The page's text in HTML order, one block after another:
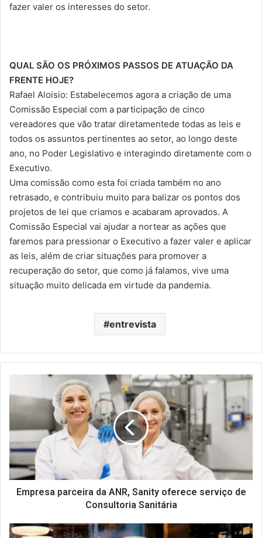
fazer valer os interesses do setor.
QUAL SÃO OS PRÓXIMOS PASSOS DE ATUAÇÃO DA
FRENTE HOJE?
Rafael Aloisio: Estabelecemos agora a criação de uma
Comissão Especial com a participação de cinco
vereadores que vão tratar diretamentede todas as leis e
todos os assuntos pertinentes ao setor, ao longo deste
ano, no Poder Legislativo e interagindo diretamente com o
Executivo.
Uma comissão como esta foi criada também no ano
retrasado, e contribuiu muito para balizar os pontos dos
projetos de lei que criamos e acabaram aprovados. A
Comissão Especial vai ajudar a nortear as ações que
faremos para pressionar o Executivo a fazer valer e aplicar
as leis, além de criar situações para promover a
recuperação do setor, que como já falamos, vive uma
situação muito delicada em virtude da pandemia.
entrevista
m
e
s
a
p
a
i
Empresa parceira da ANR, Sanity oferece serviço de
Consultoria Sanitária
F